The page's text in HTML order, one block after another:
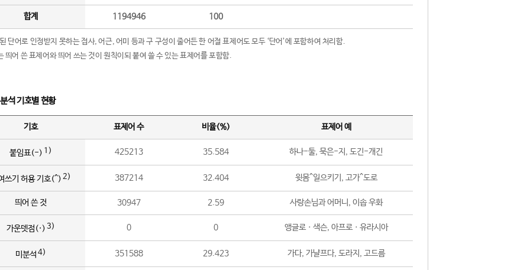
합계 1194946 100
단어로 인정받지 못하는 접사, 어근, 어미 등과 구 구성이 줄어든 한 어절 표제어도 모두 ‘단어’에 포함하여 처리함.
띄어 쓴 표제어와 띄어 쓰는 것이 원칙이되 붙여 쓸 수 있는 표제어를 포함함.
석 기호별 현황
기호 표제어 수 비율(%) 표제어 예
붙임표(-) 1) 425213 35.584 하나-둘, 묵은-지, 도긴-개긴
쓰기 허용 기호(^) 2) 387214 32.404 윗몸^일으키기, 고가^도로
띄어 쓴 것 30947 2.59 사랑손님과 어머니, 이솝 우화
가운뎃점(·) 3) 0 0 앵글로ㆍ색슨, 아프로ㆍ유라시아
미분석 4) 351588 29.423 가다, 가냘프다, 도라지, 고드름